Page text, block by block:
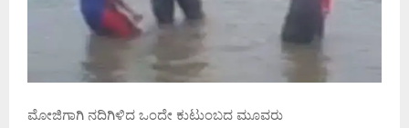
ಮೋಜಿಗಾಗಿ ನದಿಗಿಳಿದ ಒಂದೇ ಕುಟುಂಬದ ಮೂವರು